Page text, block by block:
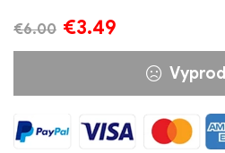
€6.00 €3.49